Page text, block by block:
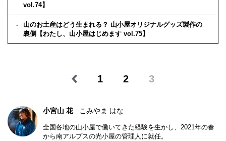
vol.74】
山のお土産はどう生まれる？ 山小屋オリジナルグッズ製作の
裏側【わたし、山小屋はじめます vol.75】
1 2 3
小宮山 花 こみやま はな
全国各地の山小屋で働いてきた経験を生かし、2021年の春
から南アルプスの光小屋の管理人に就任。